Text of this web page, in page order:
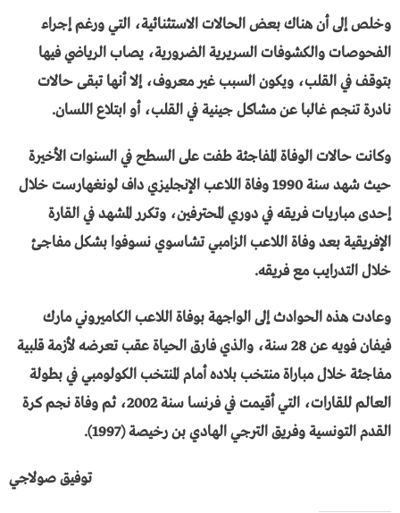
وخلص إلى أن هناك بعض الحالات الاستثنائية، التي ورغم إجراء
الفحوصات والكشوفات السريرية الضرورية، يصاب الرياضي فيها
بتوقف في القلب، ويكون السبب غير معروف، إلا أنها تبقى حالات
نادرة تنجم غالبا عن مشاكل جينية في القلب، أو ابتلاع اللسان.
وكانت حالات الوفاة المفاجئة طفت على السطح في السنوات الأخيرة
حيث شهد سنة 1990 وفاة اللاعب الإنجليزي داف لونغهارست خلال
إحدى مباريات فريقه في دوري المحترفين، وتكرر المشهد في القارة
الإفريقية بعد وفاة اللاعب الزامبي تشاسوي نسوفوا بشكل مفاجئ
خلال التدرايب مع فريقه.
وعادت هذه الحوادث إلى الواجهة بوفاة اللاعب الكاميروني مارك
فيفان فويه عن 28 سنة، والذي فارق الحياة عقب تعرضه لأزمة قلبية
مفاجئة خلال مباراة منتخب بلاده أمام المنتخب الكولومبي في بطولة
العالم للقارات، التي أقيمت في فرنسا سنة 2002، ثم وفاة نجم كرة
القدم التونسية وفريق الترجي الهادي بن رخيصة (1997).
توفيق صولاجي